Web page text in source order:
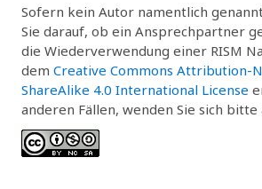
Sofern kein Autor namentlich
Sie darauf, ob ein Ansprechpartner
die Wiederverwendung einer RISM
dem Creative Commons Attribution-
ShareAlike 4.0 International License
anderen Fällen, wenden Sie sich bitte